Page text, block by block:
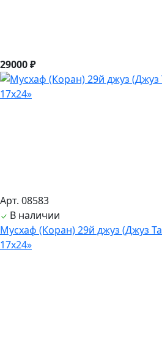
29000 ₽
Арт. 08583
В наличии
Мусхаф (Коран) 29й джуз (Джуз
17х24»